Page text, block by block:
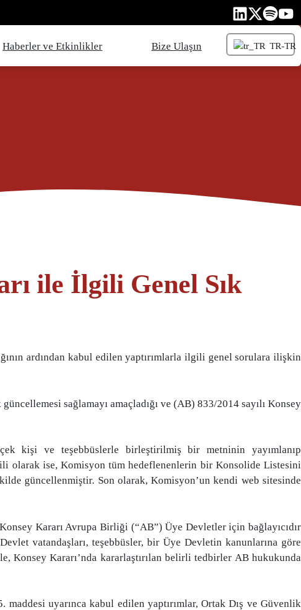
Haberler ve Etkinlikler Bize Ulaşın TR-TR
ile İlgili Genel Sık
ardından kabul edilen yaptırımlarla ilgili genel sorulara ilişkin
sağlamayı amaçladığı ve (AB) 833/2014 sayılı Konsey
kişi ve teşebbüslerle birleştirilmiş bir metninin yayımlanıp
olarak ise, Komisyon tüm hedeflenenlerin bir Konsolide Listesini
güncellenmiştir. Son olarak, Komisyon’un kendi web sitesinde
Kararı Avrupa Birliği (“AB”) Üye Devletler için bağlayıcıdır
vatandaşları, teşebbüsler, bir Üye Devletin kanunlarına göre
Kararı’nda kararlaştırılan belirli tedbirler AB hukukunda
uyarınca kabul edilen yaptırımlar, Ortak Dış ve Güvenlik